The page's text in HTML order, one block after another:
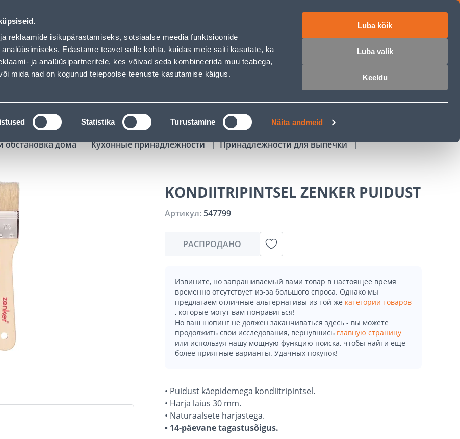
reklaamide isikupärastamiseks, sotsiaalse meedia funktsioonide
Edastame teavet selle kohta, kuidas meie saiti kasutate, ka
ja analüüsipartneritele, kes võivad seda kombineerida muu teabega,
mida nad on kogunud teiepoolse teenuste kasutamise käigus.
Statistika Turustamine Näita andmeid
Luba kõik
Luba valik
Keeldu
Обслуживание частных клиентов Услуги Предложения о работе
ПОИСК
КАТАЛОГИ АРЕНДА ИНСТРУМЕНТОВ РАССРОЧКА
обстановка дома Кухонные принадлежности
Принадлежности для выпечки
KONDIITRIPINTSEL ZENKER PUIDUST
Артикул: 547799
РАСПРОДАНО
Извините, но запрашиваемый вами товар в настоящее время
временно отсутствует из-за большого спроса. Однако мы
предлагаем отличные альтернативы из той же категории товаров
, которые могут вам понравиться!
Но ваш шопинг не должен заканчиваться здесь - вы можете
продолжить свои исследования, вернувшись главную страницу
или используя нашу мощную функцию поиска, чтобы найти еще
более приятные варианты. Удачных покупок!
• Puidust käepidemega kondiitripintsel.
• Harja laius 30 mm.
• Naturaalsete harjastega.
• 14-päevane tagastusõigus.